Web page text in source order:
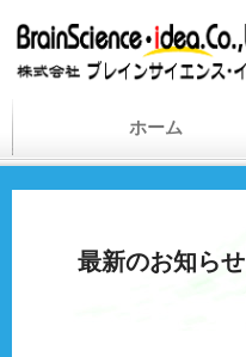
ホーム
最新のお知らせ